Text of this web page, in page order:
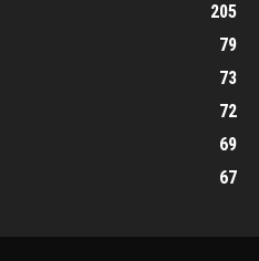
205
79
73
72
69
67